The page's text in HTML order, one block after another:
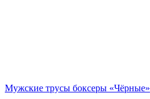
Мужские трусы боксеры «Чёрные»